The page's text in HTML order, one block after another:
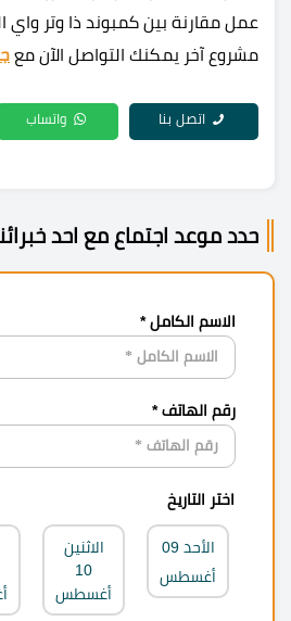
عمل مقارنة بين كمبوند ذا وتر واي
مشروع آخر يمكنك التواصل الآن مع
اتصل بنا واتساب
حدد موعد اجتماع مع احد
الاسم الكامل *
رقم الهاتف *
اختر التاريخ
الأحد 09
أغسطس
الاثنين
10
أغسطس